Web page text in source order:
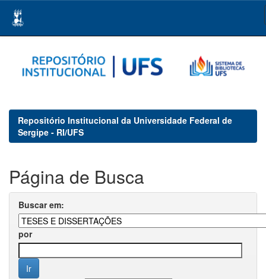
navigation
Repositório Institucional da Universidade Federal de
Sergipe - RI/UFS
Página de Busca
Buscar em:
por